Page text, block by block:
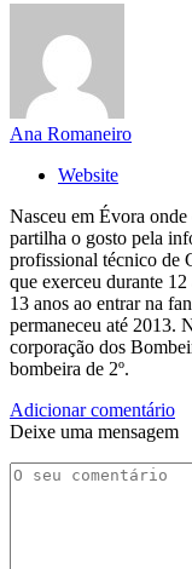
Ana Romaneiro
Website
Nasceu em Évora
partilha o gosto pela
profissional técnico de
que exerceu durante
13 anos ao entrar na
permaneceu até 2013.
corporação dos
bombeira de 2º.
Adicionar comentário
Deixe uma mensagem